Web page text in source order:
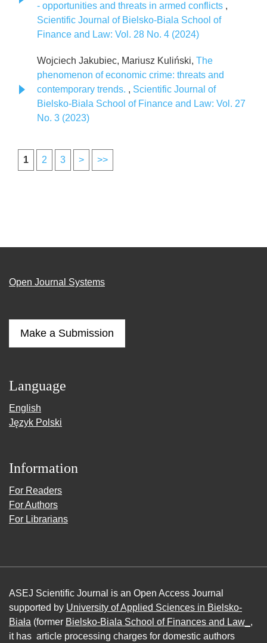
- opportunities and threats in armed conflicts ,
Scientific Journal of Bielsko-Biala School of
Finance and Law: Vol. 28 No. 4 (2024)
Wojciech Jakubiec, Mariusz Kuliński, The
phenomenon of economic crime: threats and
contemporary trends. , Scientific Journal of
Bielsko-Biala School of Finance and Law: Vol. 27
No. 3 (2023)
1 2 3 > >>
Open Journal Systems
Make a Submission
Language
English
Język Polski
Information
For Readers
For Authors
For Librarians
ASEJ Scientific Journal is an Open Access Journal
supported by University of Applied Sciences in Bielsko-
Biała (former Bielsko-Biala School of Finances and Law_ ,
it has article processing charges for domestic authors